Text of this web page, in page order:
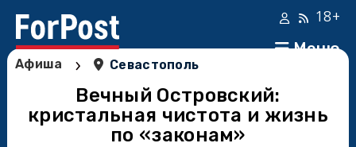
Меню
18+
Афиша › Севастополь
Вечный Островский:
кристальная чистота и жизнь
по «законам»